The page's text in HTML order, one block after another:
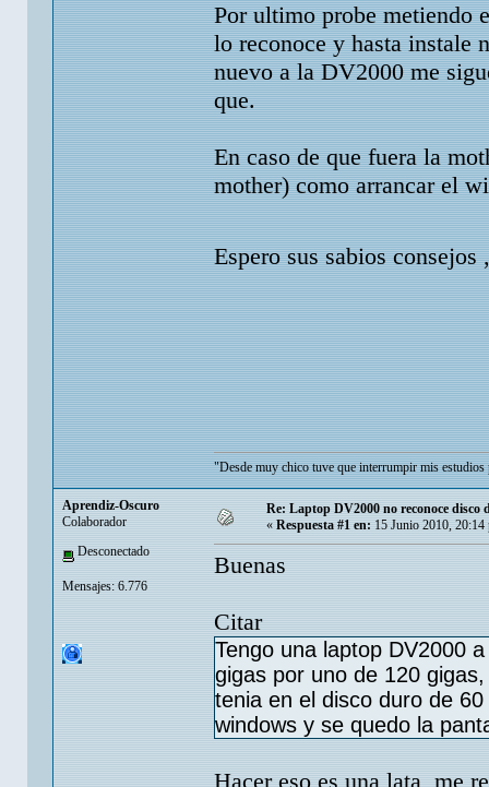
Por ultimo probe metiendo
lo reconoce y hasta instale
nuevo a la DV2000 me
que.
En caso de que fuera la
mother) como arrancar el
Espero sus sabios
"Desde muy chico tuve que interrumpir mis
Aprendiz-Oscuro
Colaborador
Desconectado
Mensajes: 6.776
Re: Laptop DV2000 no reconoce disco
« Respuesta #1 en: 15 Junio 2010, 20:14
Buenas
Citar
Tengo una laptop DV2000
gigas por uno de 120
tenia en el disco duro de
windows y se quedo la
Hacer eso es una lata, me